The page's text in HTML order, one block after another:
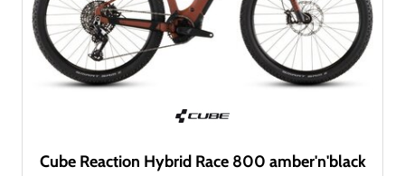
Cube Reaction Hybrid Race 800 amber'n'black